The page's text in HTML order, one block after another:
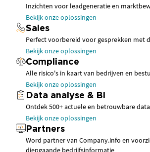
Inzichten voor leadgeneratie en
Bekijk onze oplossingen
Sales
Perfect voorbereid voor gesprekken met
Bekijk onze oplossingen
Compliance
Alle risico's in kaart van bedrijven en
Bekijk onze oplossingen
Data analyse & BI
Ontdek 500+ actuele en betrouwbare
Bekijk onze oplossingen
Partners
Word partner van Company.info en